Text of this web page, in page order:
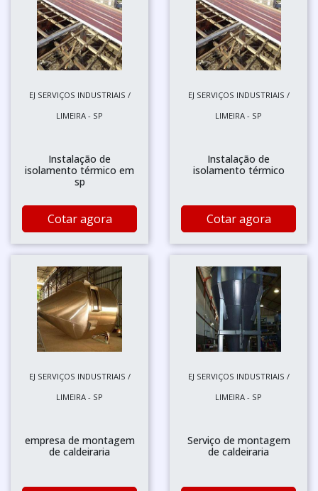
EJ SERVIÇOS INDUSTRIAIS /
LIMEIRA - SP
Instalação de
isolamento térmico em
sp
Cotar agora
EJ SERVIÇOS INDUSTRIAIS /
LIMEIRA - SP
Instalação de
isolamento térmico
Cotar agora
EJ SERVIÇOS INDUSTRIAIS /
LIMEIRA - SP
empresa de montagem
de caldeiraria
EJ SERVIÇOS INDUSTRIAIS /
LIMEIRA - SP
Serviço de montagem
de caldeiraria